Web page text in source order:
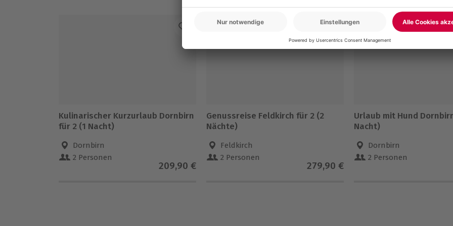
Kulinarischer Kurzurlaub Dornbirn
für 2 (1 Nacht)
Dornbirn
2 Personen
209,90 €
Genussreise Feldkirch für 2 (2
Nächte)
Feldkirch
2 Personen
279,90 €
Urlaub mit Hund
Nacht)
Dornbirn
2 Personen